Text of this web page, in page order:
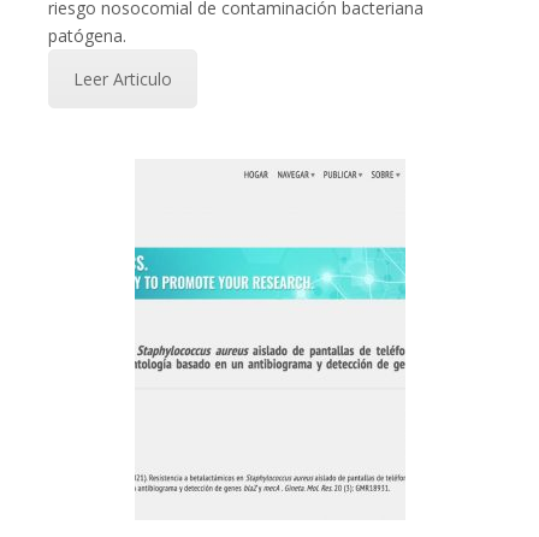
riesgo nosocomial de contaminación bacteriana
patógena.
Leer Articulo